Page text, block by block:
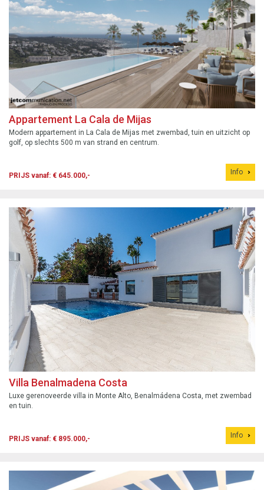
Appartement La Cala de Mijas
Modern appartement in La Cala de Mijas met zwembad, tuin en uitzicht op
golf, op slechts 500 m van strand en centrum.
PRIJS vanaf: € 645.000,- Info
Villa Benalmadena Costa
Luxe gerenoveerde villa in Monte Alto, Benalmádena Costa, met zwembad
en tuin.
PRIJS vanaf: € 895.000,- Info